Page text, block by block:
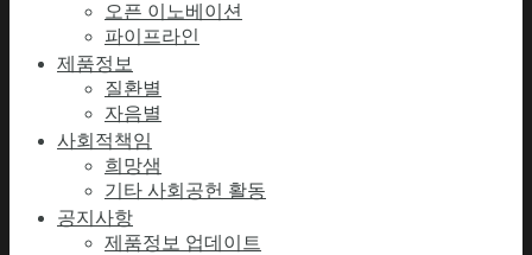
오픈 이노베이션
파이프라인
제품정보
질환별
자음별
사회적책임
희망샘
기타 사회공헌 활동
공지사항
제품정보 업데이트